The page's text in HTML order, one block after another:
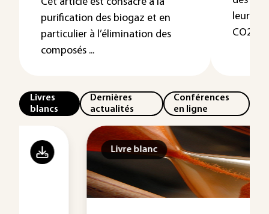
purification des biogaz et en
particulier à l’élimination des
composés ...
leur
CO2 ...
Livres
blancs
Dernières
actualités
Conférences
en ligne
Livre blanc